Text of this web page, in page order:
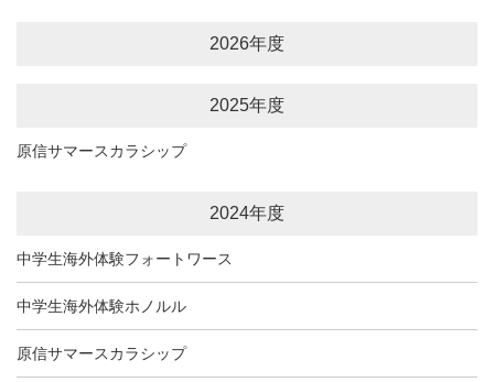
2026年度
2025年度
原信サマースカラシップ
2024年度
中学生海外体験フォートワース
中学生海外体験ホノルル
原信サマースカラシップ